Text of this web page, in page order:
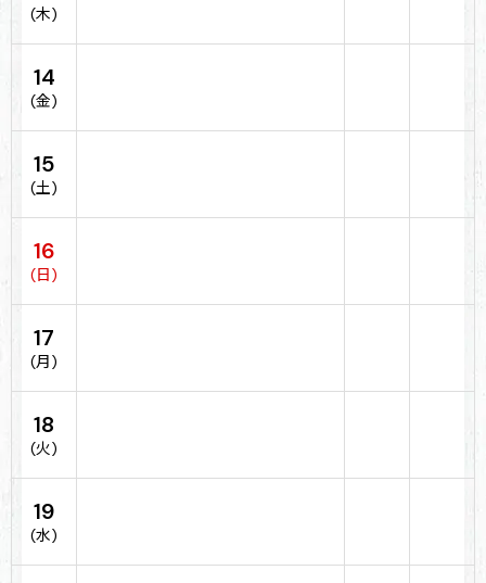
(木)
14
(金)
15
(土)
16
(日)
17
(月)
18
(火)
19
(水)